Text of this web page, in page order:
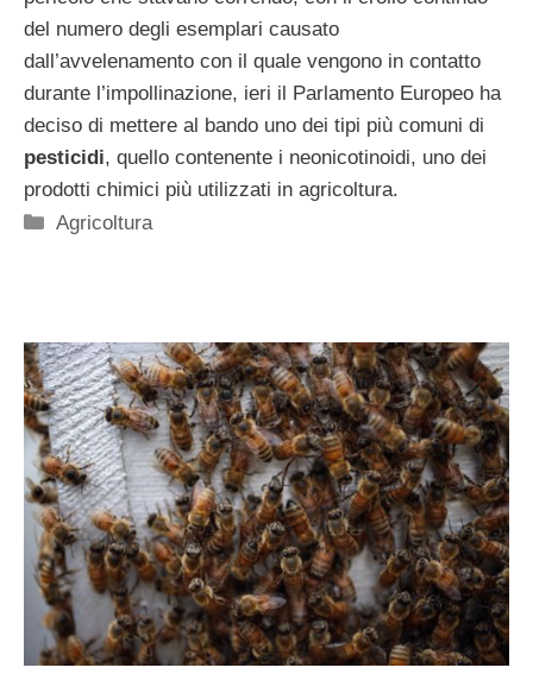
del numero degli esemplari causato
dall’avvelenamento con il quale vengono in contatto
durante l’impollinazione, ieri il Parlamento Europeo ha
deciso di mettere al bando uno dei tipi più comuni di
pesticidi, quello contenente i neonicotinoidi, uno dei
prodotti chimici più utilizzati in agricoltura.
Categorie
Agricoltura